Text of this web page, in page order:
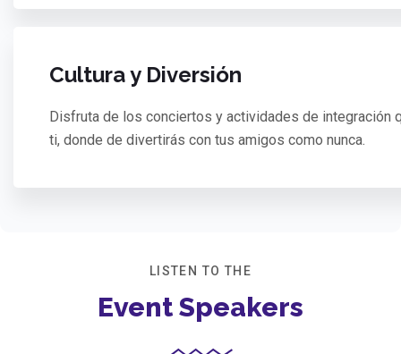
Cultura y Diversión
Disfruta de los conciertos y actividades de integración
ti, donde de divertirás con tus amigos como nunca.
LISTEN TO THE
Event Speakers